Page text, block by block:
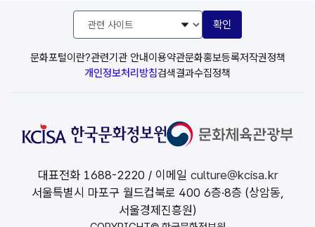
문화포털이란?관련기관 안내이용약관문화홍보등록저작권정책
개인정보처리방침검색결과수집정책
관
사
이
트
확인
대표전화 1688-2220 / 이메일 culture@kcisa.kr
서울특별시 마포구 월드컵북로 400 6층·8층 (상암동,
서울경제진흥원)